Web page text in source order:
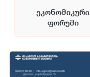
ეკონომიკური
ფორუმი